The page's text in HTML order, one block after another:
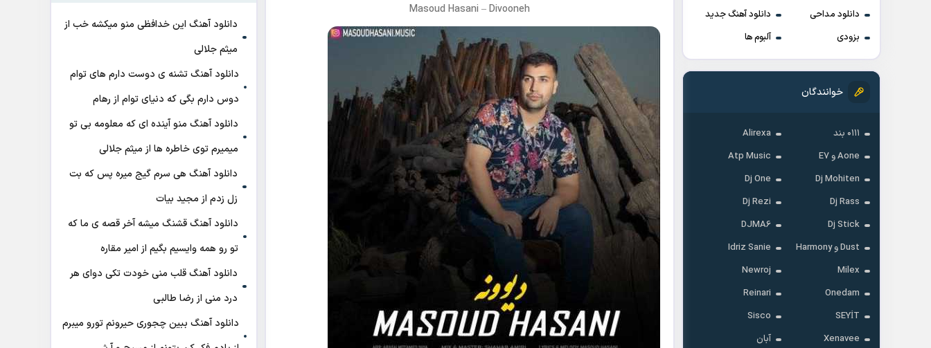
دانلود مداحی
دانلود آهنگ جدید
بزودی
آلبوم ها
خوانندگان
۰۱۱۱ بند
Alirexa
Aone و E7
Atp Music
Dj Mohiten
Dj One
Dj Rass
Dj Rezi
Dj Stick
DJMA6
Dust و Harmony
Idriz Sanie
Milex
Newroj
Onedam
Reinari
SEYİT
Sisco
Xenavee
آبان
Masoud Hasani –Divooneh
دانلود آهنگ این خدافظی منو میکشه خب از
میثم جلالی
دانلود آهنگ تشنه ی دوست دارم های توام
دوس دارم بگی که دنیای توام از رهام
دانلود آهنگ منو آینده ای که معلومه بی تو
میمیرم توی خاطره ها از میثم جلالی
دانلود آهنگ هی سرم گیج میره‌ پس که بت
زل زدم از مجید بیات
دانلود آهنگ ﻗﺸﻨﮓ ﻣﻴﺸﻪ آﺧﺮ ﻗﺼﻪ ی ﻣﺎ ﻛﻪ
ﺗﻮ رو ﻫﻤﻪ واﻳﺴﻴﻢ ﺑﮕﻴﻢ از امیر مقاره
دانلود آهنگ قلب منی خودت تکی دوای هر
درد منی از رضا طالبی
دانلود آهنگ ببین چجوری حیرونم تورو میبرم